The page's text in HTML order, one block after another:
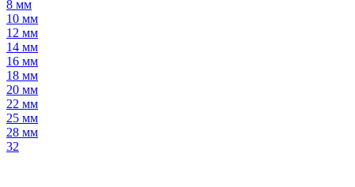
8 мм
10 мм
12 мм
14 мм
16 мм
18 мм
20 мм
22 мм
25 мм
28 мм
32